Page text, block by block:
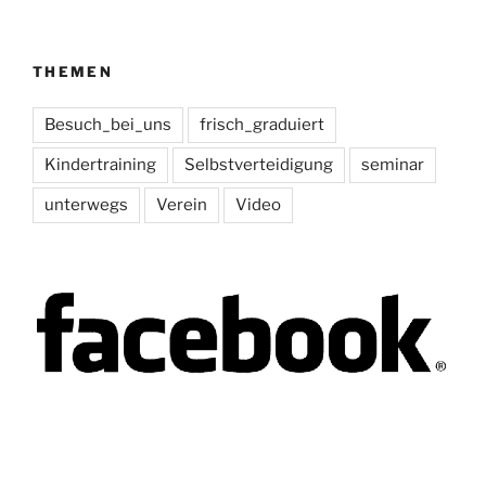
THEMEN
Besuch_bei_uns frisch_graduiert
Kindertraining Selbstverteidigung seminar
unterwegs Verein Video